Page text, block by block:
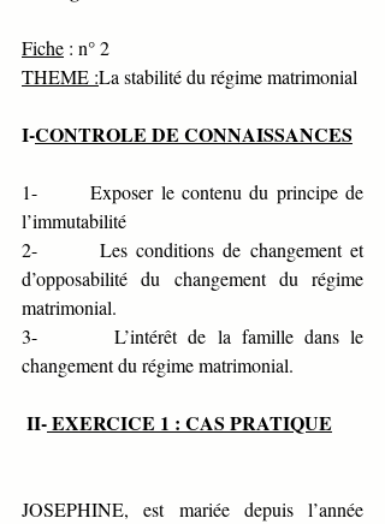
Fiche : n° 2
THEME :La stabilité du régime matrimonial
I-CONTROLE DE CONNAISSANCES
1-       Exposer le contenu du principe de
l’immutabilité
2-       Les conditions de changement et
d’opposabilité du changement du régime
matrimonial.
3-       L’intérêt de la famille dans le
changement du régime matrimonial.
II- EXERCICE 1 : CAS PRATIQUE
JOSEPHINE, est mariée depuis l’année